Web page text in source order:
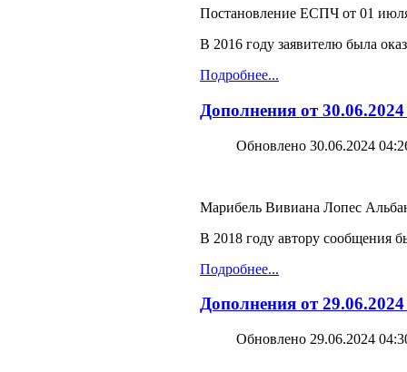
Постановление ЕСПЧ от 01
В 2016 году заявителю была
Подробнее...
Дополнения от
Обновлено 30.06.2024
Марибель Вивиана Лопес
В 2018 году автору сообщения
Подробнее...
Дополнения от
Обновлено 29.06.2024